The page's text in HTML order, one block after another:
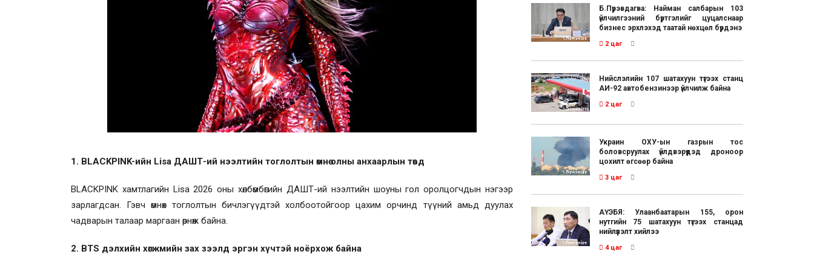
1. BLACKPINK-ийн Lisa ДАШТ-ий нээлтийн тоглолтын өмнө олны анхаарлын төвд
BLACKPINK хамтлагийн Lisa 2026 оны хөлбөмбөгийн ДАШТ-ий нээлтийн шоуны гол оролцогчдын нэгээр
зарлагдсан. Гэвч өмнөх тоглолтын бичлэгүүдтэй холбоотойгоор цахим орчинд түүний амьд дуулах
чадварын талаар маргаан өрнөж байна.
2. BTS дэлхийн хөгжмийн зах зээлд эргэн хүчтэй ноёрхож байна
Б.Пүрэвдагва: Найман салбарын 103
үйлчилгээний бүртгэлийг цуцалснаар
бизнес эрхлэхэд таатай нөхцөл бүрдэнэ
2 цаг
Нийслэлийн 107 шатахуун түгээх станц
АИ-92 автобензинээр үйлчилж байна
2 цаг
Украин ОХУ-ын газрын тос
боловсруулах үйлдвэрүүдэд дроноор
цохилт өгсөөр байна
3 цаг
АҮЭБЯ: Улаанбаатарын 155, орон
нутгийн 75 шатахуун түгээх станцад
нийлүүлэлт хийлээ
4 цаг